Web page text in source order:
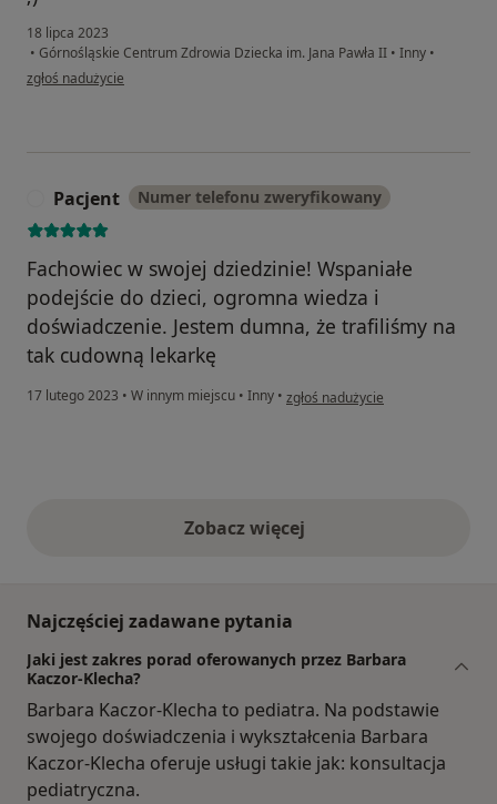
18 lipca 2023
• Górnośląskie Centrum Zdrowia Dziecka im. Jana Pawła II • Inny •
w opinii użytkownika LH
zgłoś nadużycie
Pacjent Numer telefonu zweryfikowany
Fachowiec w swojej dziedzinie! Wspaniałe
podejście do dzieci, ogromna wiedza i
doświadczenie. Jestem dumna, że trafiliśmy na
tak cudowną lekarkę
17 lutego 2023 • W innym miejscu • Inny • w opinii użytkownika Pacjent
zgłoś nadużycie
Zobacz więcejopinie powyżej
Najczęściej zadawane pytania
Jaki jest zakres porad oferowanych przez Barbara
Kaczor-Klecha?
Barbara Kaczor-Klecha to pediatra. Na podstawie
swojego doświadczenia i wykształcenia Barbara
Kaczor-Klecha oferuje usługi takie jak: konsultacja
pediatryczna.